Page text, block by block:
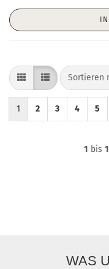
Sortieren
Sortieren
1 2 3 4 5
1 bis
WAS